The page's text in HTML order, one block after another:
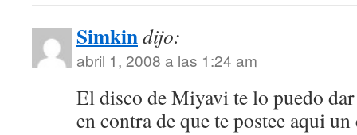
Simkindijo:
abril 1, 2008 a las 1:24 am
El disco de Miyavi te lo puedo
en contra de que te postee aqui